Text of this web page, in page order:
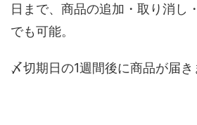
日まで、商品の追加・取り消し
でも可能。
〆切期日の1週間後に商品が届き